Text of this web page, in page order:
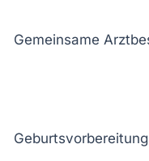
Gemeinsame